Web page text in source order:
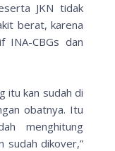
JKN tidak
berat, karena
INA-CBGs dan
itu kan sudah di
obatnya. Itu
menghitung
sudah dikover,”